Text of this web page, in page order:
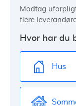
Modtag
flere
Hvor har du
Hus